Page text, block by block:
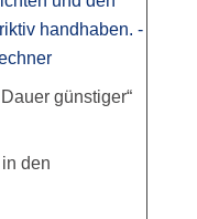
günstiger“
den